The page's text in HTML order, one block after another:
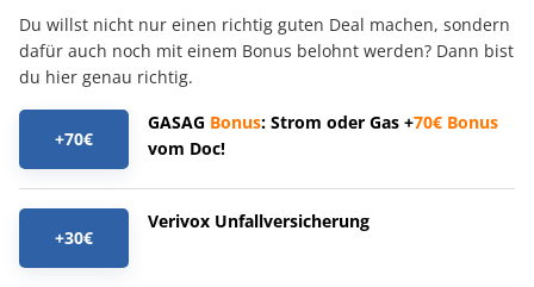
Du willst nicht nur einen richtig guten Deal machen, sondern
dafür auch noch mit einem Bonus belohnt werden? Dann bist
du hier genau richtig.
+70€
GASAG Bonus: Strom oder Gas +70€ Bonus
vom Doc!
+30€
Verivox Unfallversicherung